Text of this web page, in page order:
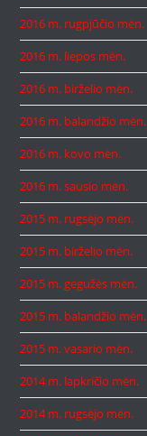
2016 m. rugpjūčio mėn.
2016 m. liepos mėn.
2016 m. birželio mėn.
2016 m. balandžio mėn.
2016 m. kovo mėn.
2016 m. sausio mėn.
2015 m. rugsėjo mėn.
2015 m. birželio mėn.
2015 m. gegužės mėn.
2015 m. balandžio mėn.
2015 m. vasario mėn.
2014 m. lapkričio mėn.
2014 m. rugsėjo mėn.